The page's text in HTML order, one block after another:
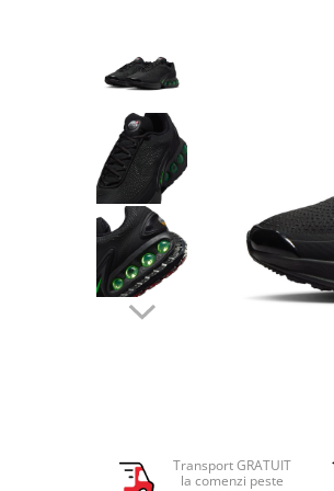
Pantaloni scurti Copii
Ingrijire incaltaminte
Transport GRATUIT
la comenzi peste